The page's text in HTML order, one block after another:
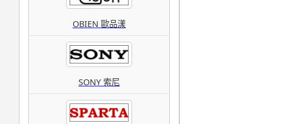
OBIEN 歐品漾
SONY 索尼